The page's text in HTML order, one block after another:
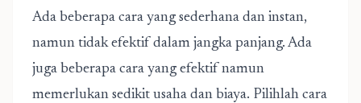
Ada beberapa cara yang sederhana dan instan,
namun tidak efektif dalam jangka panjang. Ada
juga beberapa cara yang efektif namun
memerlukan sedikit usaha dan biaya. Pilihlah cara